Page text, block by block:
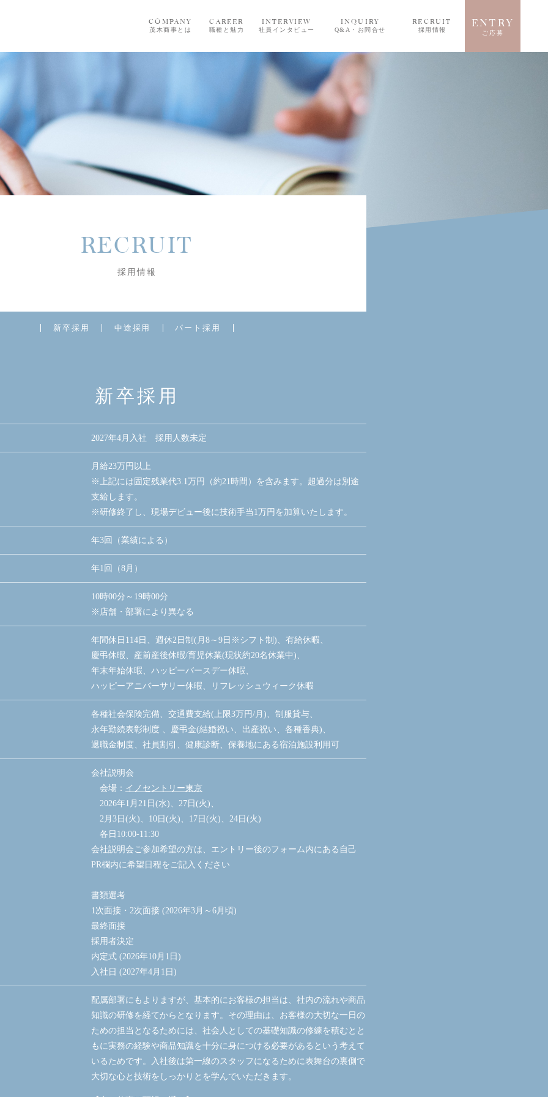
COMPANY
茂木商事とは
CAREER
職種と魅力
INTERVIEW
社員インタビュー
INQUIRY
Q&A・お問合せ
RECRUIT
採用情報
ENTRY
ご応募
RECRUIT
採用情報
新卒採用 中途採用 パート採用
新卒採用
2027年4月入社 採用人数未定
月給23万円以上
※上記には固定残業代3.1万円（約21時間）を含みます。超過分は別途
支給します。
※研修終了し、現場デビュー後に技術手当1万円を加算いたします。
年3回（業績による）
年1回（8月）
10時00分～19時00分
※店舗・部署により異なる
年間休日114日、週休2日制(月8～9日※シフト制)、有給休暇、
慶弔休暇、産前産後休暇/育児休業(現状約20名休業中)、
年末年始休暇、ハッピーバースデー休暇、
ハッピーアニバーサリー休暇、リフレッシュウィーク休暇
各種社会保険完備、交通費支給(上限3万円/月)、制服貸与、
永年勤続表彰制度 、慶弔金(結婚祝い、出産祝い、各種香典)、
退職金制度、社員割引、健康診断、保養地にある宿泊施設利用可
会社説明会
会場： イノセントリー東京
2026年1月21日(水)、27日(火)、
2月3日(火)、10日(火)、17日(火)、24日(火)
各日10:00-11:30
会社説明会ご参加希望の方は、エントリー後のフォーム内にある自己
PR欄内に希望日程をご記入ください
書類選考
1次面接・2次面接 (2026年3月～6月頃)
最終面接
採用者決定
内定式 (2026年10月1日)
入社日 (2027年4月1日)
配属部署にもよりますが、基本的にお客様の担当は、社内の流れや商品
知識の研修を経てからとなります。その理由は、お客様の大切な一日の
ための担当となるためには、社会人としての基礎知識の修練を積むとと
もに実務の経験や商品知識を十分に身につける必要があるという考えて
いるためです。入社後は第一線のスタッフになるために表舞台の裏側で
大切な心と技術をしっかりとを学んでいただきます。